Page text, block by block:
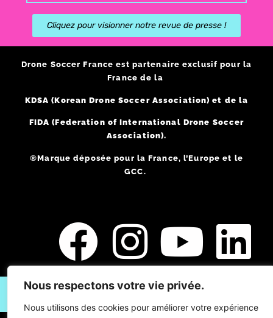
Nous respectons votre vie privée.
Nous utilisons des cookies pour améliorer votre expérience
Cliquez pour visionner notre revue de presse !
Drone Soccer France est partenaire exclusif pour la
France de la
KDSA (Korean Drone Soccer Association) et de la
FIDA (Federation of International Drone Soccer
Association).
®Marque déposée pour la France, l’Europe et le
GCC.
Vous souhaitez devenir partenaire / affilié Drone Soccer ?